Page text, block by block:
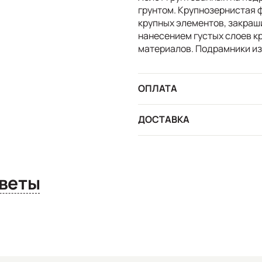
грунтом. Крупнозернистая
крупных элементов,
нанесением густых слоев
материалов. Подрамники
ОПЛАТА
ДОСТАВКА
и ответы